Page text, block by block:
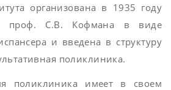
организована в 1935 году
проф. С.В. Кофмана в виде
и введена в структуру
поликлиника.
поликлиника имеет в своем